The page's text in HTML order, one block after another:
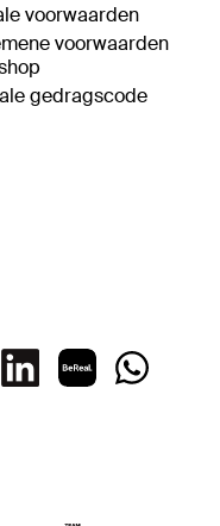
voorwaarden
voorwaarden
gedragscode